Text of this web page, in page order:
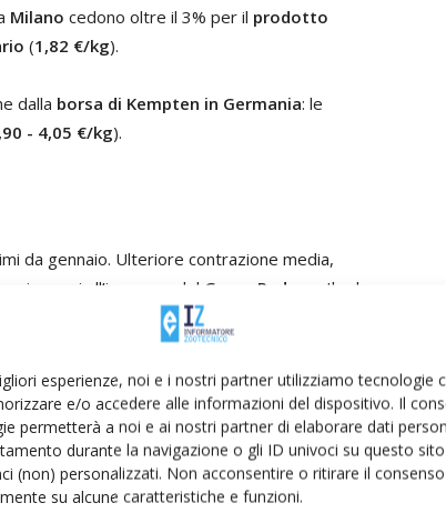
esperienze, noi e i nostri partner utilizziamo tecnologie
e/o accedere alle informazioni del dispositivo. Il
permetterà a noi e ai nostri partner di elaborare dati
durante la navigazione o gli ID univoci su questo
(non) personalizzati. Non acconsentire o ritirare il
su alcune caratteristiche e funzioni.
Milano cedono oltre il 3% per il prodotto
(1,82 €/kg).
dalla borsa di Kempten in Germania: le
- 4,05 €/kg).
da gennaio. Ulteriore contrazione media,
i prezzi all’ingrosso del Grana Padano
. Il calo
Brescia, Cremona e Milano, le quali hanno
del -1,4% sul prezzo all’ingrosso del
Reggiano che, a differenza di tutti gli altri